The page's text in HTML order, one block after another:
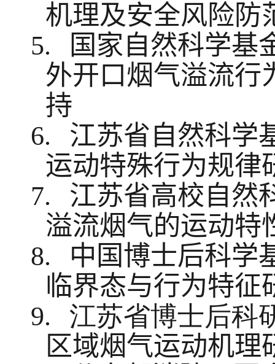
机理及安全风险防
5.
国家自然科学基
外开口烟气溢流行
持
6.
江苏省自然科学
运动特殊行为规律
7.
江苏省高校自然
溢流烟气的运动特
8.
中国博士后科学
临界态与行为特征
9.
江苏省博士后科
区域烟气运动机理